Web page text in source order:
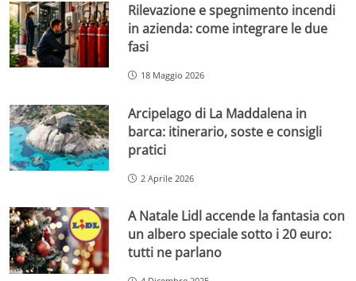
Rilevazione e spegnimento incendi
in azienda: come integrare le due
fasi
18 Maggio 2026
Arcipelago di La Maddalena in
barca: itinerario, soste e consigli
pratici
2 Aprile 2026
A Natale Lidl accende la fantasia con
un albero speciale sotto i 20 euro:
tutti ne parlano